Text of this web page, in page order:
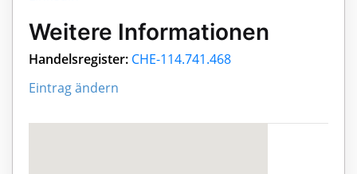
Weitere Informationen
Handelsregister: CHE-114.741.468
Eintrag ändern